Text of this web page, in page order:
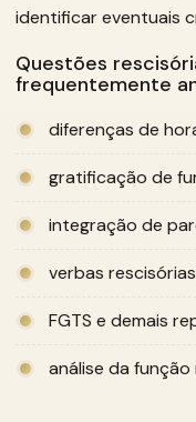
identificar eventuais
Questões
frequentemente
diferenças de
gratificação de
integração de
verbas
FGTS e demais
análise da